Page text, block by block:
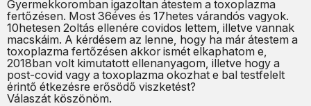
Gyermekkoromban igazoltan átestem a toxoplazma
fertőzésen. Most 36éves és 17hetes várandós vagyok.
10hetesen 2oltás ellenére covidos lettem, illetve vannak
macskáim. A kérdésem az lenne, hogy ha már átestem a
toxoplazma fertőzésen akkor ismét elkaphatom e,
2018ban volt kimutatott ellenanyagom, illetve hogy a
post-covid vagy a toxoplazma okozhat e bal testfelelt
érintő étkezésre erősödő viszketést?
Válaszát köszönöm.